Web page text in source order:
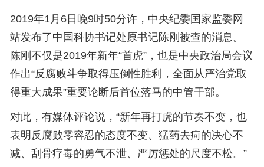
2019年1月6日晚9时50分许，中央纪委国家监委网
站发布了中国科协书记处原书记陈刚被查的消息。
陈刚不仅是2019年新年“首虎”，也是中央政治局会议
作出“反腐败斗争取得压倒性胜利，全面从严治党取
得重大成果”重要论断后首位落马的中管干部。
对此，有媒体评论说，“新年再打虎的节奏不变，也
表明反腐败零容忍的态度不变、猛药去疴的决心不
减、刮骨疗毒的勇气不泄、严厉惩处的尺度不松。”